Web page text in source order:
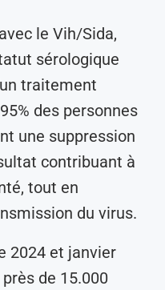
le Vih/Sida,
sérologique
traitement
des personnes
une suppression
contribuant à
tout en
du virus.
2024 et janvier
de 15.000